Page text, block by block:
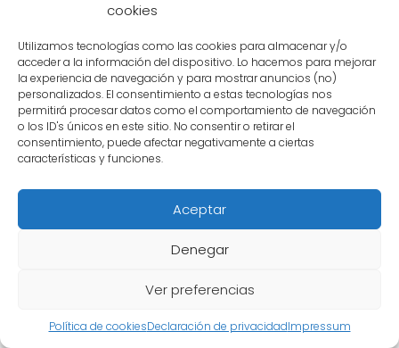
cookies
Utilizamos tecnologías como las cookies para almacenar y/o
acceder a la información del dispositivo. Lo hacemos para mejorar
la experiencia de navegación y para mostrar anuncios (no)
personalizados. El consentimiento a estas tecnologías nos
permitirá procesar datos como el comportamiento de navegación
o los ID's únicos en este sitio. No consentir o retirar el
consentimiento, puede afectar negativamente a ciertas
características y funciones.
Aceptar
Denegar
Ver preferencias
Política de cookiesDeclaración de privacidadImpressum
Hay alguna consecuencia o
efecto secundario al pedir
un deseo a Shenron
Cuando se trata de pedir un deseo a